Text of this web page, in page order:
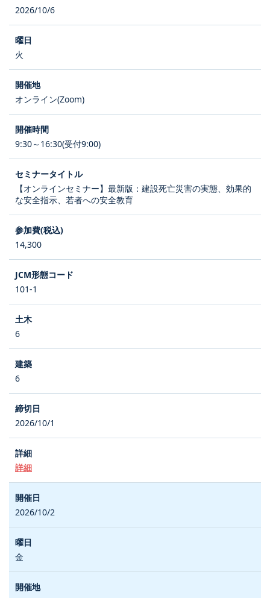
2026/10/6
火
オンライン(Zoom)
9:30～16:30(受付9:00)
【オンラインセミナー】最新版：建設死亡災害の実態、効果的
な安全指示、若者への安全教育
14,300
101-1
6
6
2026/10/1
詳細
2026/10/2
金